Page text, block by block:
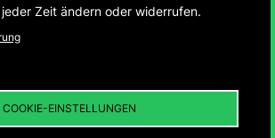
Zeit ändern oder widerrufen.
COOKIE-EINSTELLUNGEN